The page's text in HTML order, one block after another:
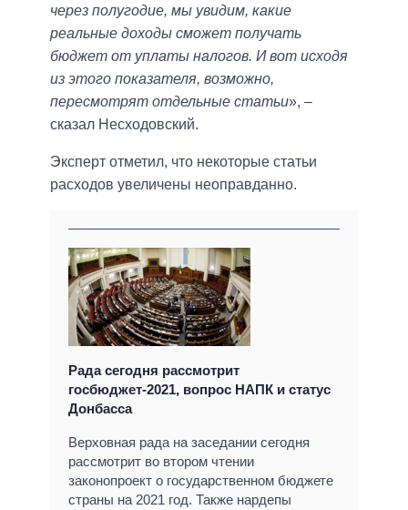
через полугодие, мы увидим, какие
реальные доходы сможет получать
бюджет от уплаты налогов. И вот исходя
из этого показателя, возможно,
пересмотрят отдельные статьи», ‒
сказал Несходовский.
Эксперт отметил, что некоторые статьи
расходов увеличены неоправданно.
Рада сегодня рассмотрит
госбюджет-2021, вопрос НАПК и статус
Донбасса
Верховная рада на заседании сегодня
рассмотрит во втором чтении
законопроект о государственном бюджете
страны на 2021 год. Также нардепы